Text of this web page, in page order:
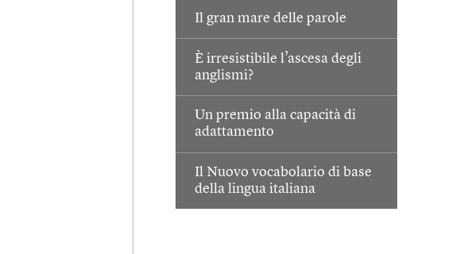
Il gran mare delle parole
È irresistibile l’ascesa degli
anglismi?
Un premio alla capacità di
adattamento
Il Nuovo vocabolario di base
della lingua italiana